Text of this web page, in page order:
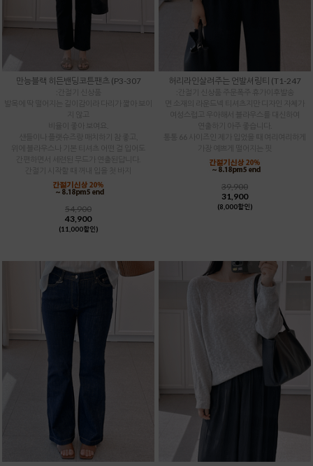
만능블랙 히든밴딩코튼팬츠 (P3-307
:간절기 신상품
비율이 좋아 보여요.
샌들이나 플랫슈즈랑 매치하기 참 좋고,
간절기 시작할 때 꺼내 입을 첫 바지
54,900
43,900
(11,000할인)
허리라인살려주는 언발셔링티 (T1-247
:간절기 신상품 주문폭주 휴가이후발송
면 소재의 라운드넥 티셔츠지만 디자인 자체가
여성스럽고 우아해서 블라우스를 대신하여
통통 66 사이즈인 제가 입었을 때 여리여리하게
39,900
31,900
(8,000할인)